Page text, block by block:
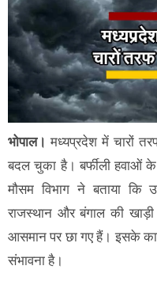
भोपाल। मध्यप्रदेश में चारों
बदल चुका है। बर्फीली हवाओं
मौसम विभाग ने बताया कि
राजस्थान और बंगाल की
आसमान पर छा गए हैं। इसके
संभावना है।